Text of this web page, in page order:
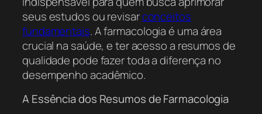
seus estudos ou revisarconceitos
fundamentais. A farmacologia é uma área
crucial na saúde, e ter acesso a resumos de
qualidade pode fazer toda a diferença no
desempenho acadêmico.
A Essência dos Resumos de Farmacologia